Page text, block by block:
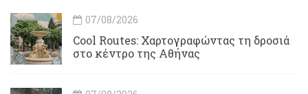
07/08/2026
Cool Routes: Χαρτογραφώντας τη δροσιά
στο κέντρο της Αθήνας